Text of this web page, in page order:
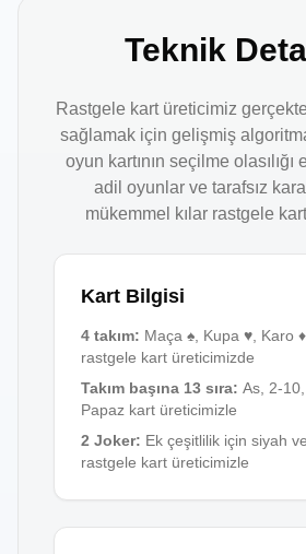
Teknik
Rastgele kart üreticimiz
sağlamak için gelişmiş
oyun kartının seçilme
adil oyunlar ve tarafsız
mükemmel kılar rastgele
Kart Bilgisi
4 takım: Maça ♠, Kupa ♥, Karo
rastgele kart üreticimizde
Takım başına 13 sıra: As, 2-10,
Papaz kart üreticimizle
2 Joker: Ek çeşitlilik için siyah
rastgele kart üreticimizle